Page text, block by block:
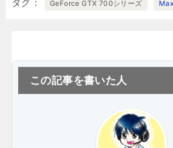
GeForce GTX 700シリーズ
この記事を書いた人